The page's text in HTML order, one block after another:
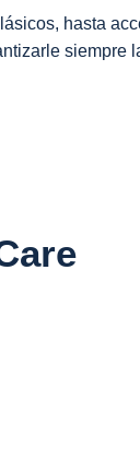
hasta
siempre